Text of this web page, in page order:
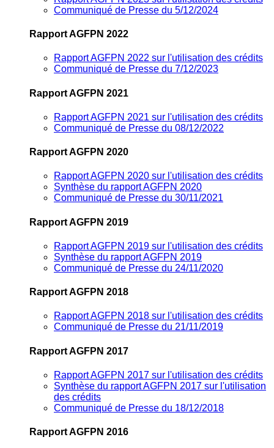
Communiqué de Presse du 5/12/2024
Rapport AGFPN 2022
Rapport AGFPN 2022 sur l'utilisation des crédits
Communiqué de Presse du 7/12/2023
Rapport AGFPN 2021
Rapport AGFPN 2021 sur l'utilisation des crédits
Communiqué de Presse du 08/12/2022
Rapport AGFPN 2020
Rapport AGFPN 2020 sur l'utilisation des crédits
Synthèse du rapport AGFPN 2020
Communiqué de Presse du 30/11/2021
Rapport AGFPN 2019
Rapport AGFPN 2019 sur l'utilisation des crédits
Synthèse du rapport AGFPN 2019
Communiqué de Presse du 24/11/2020
Rapport AGFPN 2018
Rapport AGFPN 2018 sur l'utilisation des crédits
Communiqué de Presse du 21/11/2019
Rapport AGFPN 2017
Rapport AGFPN 2017 sur l'utilisation des crédits
Synthèse du rapport AGFPN 2017 sur l'utilisation
des crédits
Communiqué de Presse du 18/12/2018
Rapport AGFPN 2016